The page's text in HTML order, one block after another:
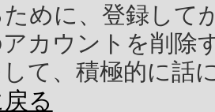
めに、登録して
カウントを削除
て、積極的に話
る